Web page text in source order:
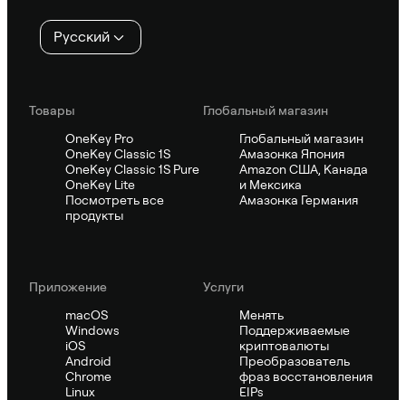
Русский
Товары
OneKey Pro
OneKey Classic 1S
OneKey Classic 1S Pure
OneKey Lite
Посмотреть все
продукты
Глобальный магазин
Глобальный магазин
Амазонка Япония
Amazon США, Канада
и Мексика
Амазонка Германия
Приложение
macOS
Windows
iOS
Android
Chrome
Linux
Услуги
Менять
Поддерживаемые
криптовалюты
Преобразователь
фраз восстановления
EIPs